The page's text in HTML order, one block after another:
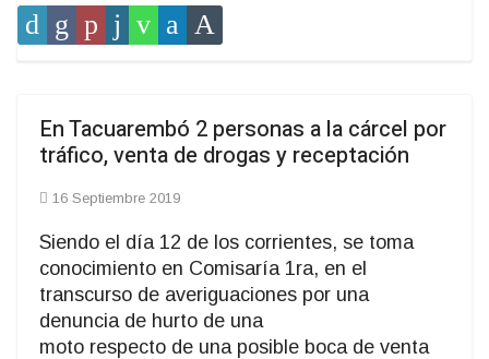
En Tacuarembó 2 personas a la cárcel por
tráfico, venta de drogas y receptación
16 Septiembre 2019
Siendo el día 12 de los corrientes, se toma
conocimiento en Comisaría 1ra, en el
transcurso de averiguaciones por una
denuncia de hurto de una
moto respecto de una posible boca de venta